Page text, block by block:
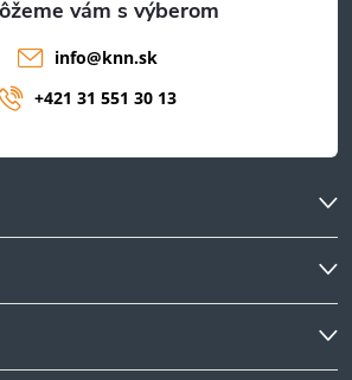
info@knn.sk
+421 31 551 30 13